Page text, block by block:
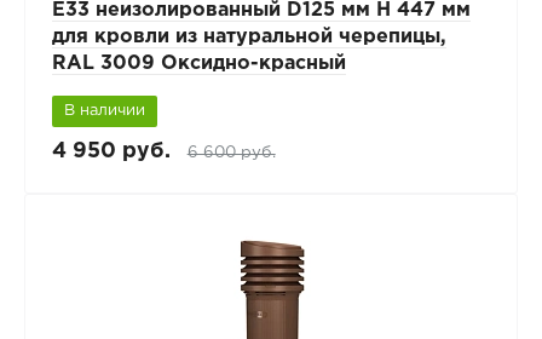
E33 неизолированный D125 мм Н 447 мм
для кровли из натуральной черепицы,
RAL 3009 Оксидно-красный
В наличии
4 950 руб. 6 600 руб.